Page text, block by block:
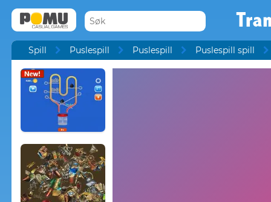
Spill Puslespill Puslespill Puslespill spill